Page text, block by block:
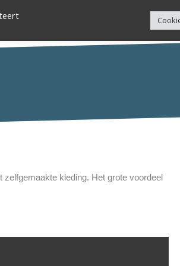
CONTACT
kleding. Het grote voordeel